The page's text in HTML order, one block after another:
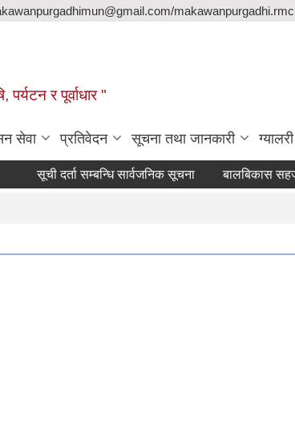
र पूर्वाधार "
सेवा प्रतिवेदन सूचना तथा जानकारी ग्यालरी
सूची दर्ता सम्बन्धि सार्वजनिक सूचना बालबिकास सहजकर्ता